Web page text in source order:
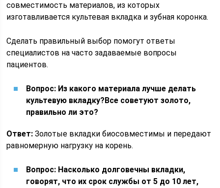
совместимость материалов, из которых
изготавливается культевая вкладка и зубная коронка.
Сделать правильный выбор помогут ответы
специалистов на часто задаваемые вопросы
пациентов.
Вопрос: Из какого материала лучше делать
культевую вкладку?Все советуют золото,
правильно ли это?
Ответ: Золотые вкладки биосовместимы и передают
равномерную нагрузку на корень.
Вопрос: Насколько долговечны вкладки,
говорят, что их срок службы от 5 до 10 лет,